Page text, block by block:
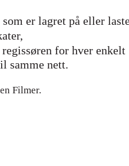
er lagret på eller
for hver enkelt
samme nett.
Filmer.